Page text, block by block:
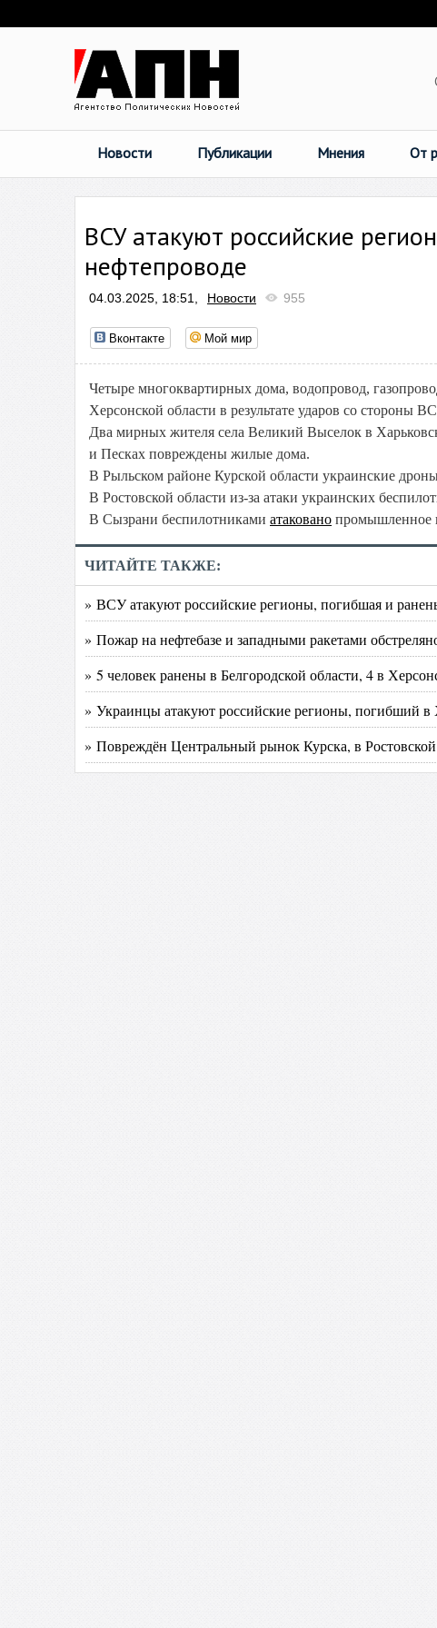
Новости Публикации Мнения От
ВСУ атакуют российские
нефтепроводе
04.03.2025, 18:51, Новости 955
Вконтакте Мой мир
Четыре многоквартирных дома, водопровод,
Херсонской области в результате ударов со стороны
Два мирных жителя села Великий Выселок в
и Песках повреждены жилые дома.
В Рыльском районе Курской области украинские
В Ростовской области из-за атаки украинских
В Сызрани беспилотниками атаковано промышленное
ЧИТАЙТЕ ТАКЖЕ:
» ВСУ атакуют российские регионы, погибшая и
» Пожар на нефтебазе и западными ракетами
» 5 человек ранены в Белгородской области, 4 в
» Украинцы атакуют российские регионы, погибший
» Повреждён Центральный рынок Курска, в